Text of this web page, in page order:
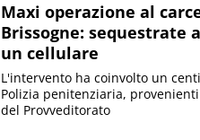
Maxi operazione al
Brissogne: sequestrate
un cellulare
L'intervento ha coinvolto un
Polizia penitenziaria,
del Provveditorato